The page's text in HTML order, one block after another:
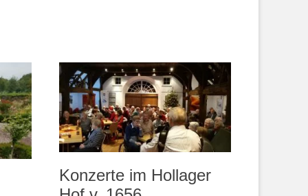
Konzerte im Hollager